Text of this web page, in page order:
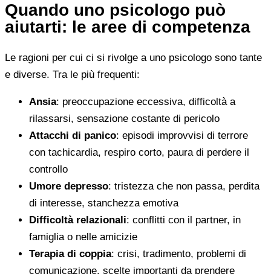
Quando uno psicologo può
aiutarti: le aree di competenza
Le ragioni per cui ci si rivolge a uno psicologo sono tante
e diverse. Tra le più frequenti:
Ansia: preoccupazione eccessiva, difficoltà a
rilassarsi, sensazione costante di pericolo
Attacchi di panico: episodi improvvisi di terrore
con tachicardia, respiro corto, paura di perdere il
controllo
Umore depresso: tristezza che non passa, perdita
di interesse, stanchezza emotiva
Difficoltà relazionali: conflitti con il partner, in
famiglia o nelle amicizie
Terapia di coppia: crisi, tradimento, problemi di
comunicazione, scelte importanti da prendere